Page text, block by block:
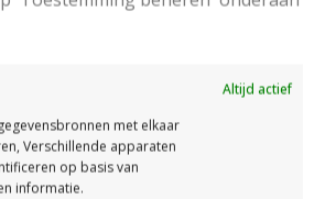
Altijd actief
met elkaar
Verschillende apparaten
op basis van
informatie.